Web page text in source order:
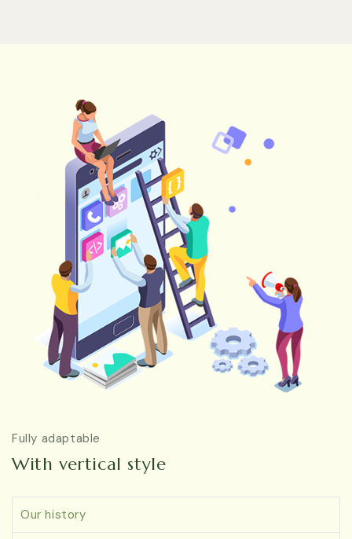
Fully adaptable
With vertical style
Our history